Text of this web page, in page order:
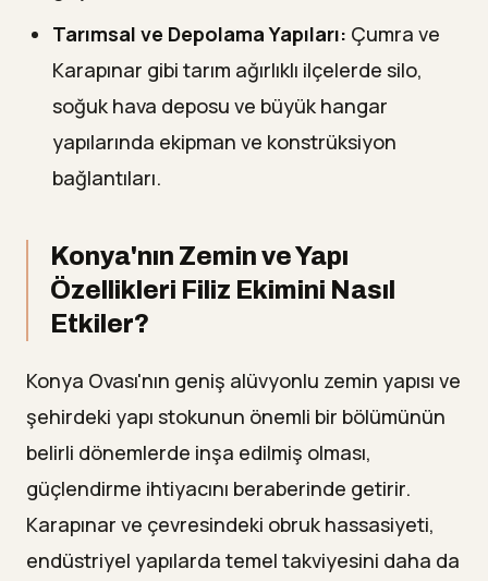
Tarımsal ve Depolama Yapıları: Çumra ve
Karapınar gibi tarım ağırlıklı ilçelerde silo,
soğuk hava deposu ve büyük hangar
yapılarında ekipman ve konstrüksiyon
bağlantıları.
Konya'nın Zemin ve Yapı
Özellikleri Filiz Ekimini Nasıl
Etkiler?
Konya Ovası'nın geniş alüvyonlu zemin yapısı ve
şehirdeki yapı stokunun önemli bir bölümünün
belirli dönemlerde inşa edilmiş olması,
güçlendirme ihtiyacını beraberinde getirir.
Karapınar ve çevresindeki obruk hassasiyeti,
endüstriyel yapılarda temel takviyesini daha da